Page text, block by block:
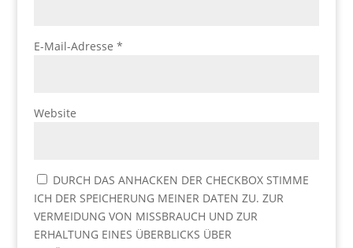
E-Mail-Adresse *
Website
DURCH DAS ANHACKEN DER CHECKBOX STIMME
ICH DER SPEICHERUNG MEINER DATEN ZU. ZUR
VERMEIDUNG VON MISSBRAUCH UND ZUR
ERHALTUNG EINES ÜBERBLICKS ÜBER